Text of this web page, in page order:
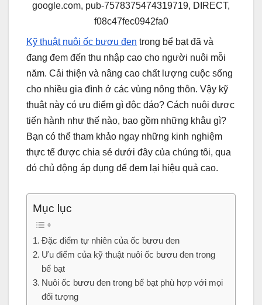
google.com, pub-7578375474319719, DIRECT,
f08c47fec0942fa0
Kỹ thuật nuôi ốc bươu đen trong bể bạt đã và
đang đem đến thu nhập cao cho người nuôi mỗi
năm. Cải thiện và nâng cao chất lượng cuộc sống
cho nhiều gia đình ở các vùng nông thôn. Vậy kỹ
thuật này có ưu điểm gì độc đáo? Cách nuôi được
tiến hành như thế nào, bao gồm những khâu gì?
Bạn có thể tham khảo ngay những kinh nghiệm
thực tế được chia sẻ dưới đây của chúng tôi, qua
đó chủ động áp dụng để đem lại hiệu quả cao.
Mục lục
Đặc điểm tự nhiên của ốc bươu đen
Ưu điểm của kỹ thuật nuôi ốc bươu đen trong
bể bạt
Nuôi ốc bươu đen trong bể bạt phù hợp với mọi
đối tượng